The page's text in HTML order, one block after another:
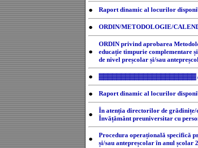
● Raport dinamic al locurilor
● ORDIN/METODOLOGIE/
●
ORDIN privind aprobarea
educație timpurie complementare
de nivel preșcolar și/sau
● ▓▓▓▓▓▓▓▓▓▓▓▓▓▓▓▓▓▓▓▓▓▓
● Raport dinamic al locurilor
● În atenția directorilor de grădinițe/
Învățământ preuniversitar cu
● Procedura operațională specifică
și/sau antepreșcolar în anul școlar